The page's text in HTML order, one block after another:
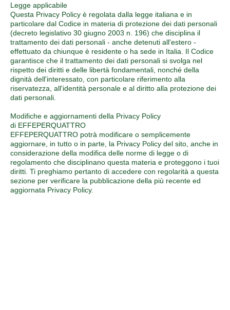
Legge applicabile
Questa Privacy Policy è regolata dalla legge italiana e in
particolare dal Codice in materia di protezione dei dati personali
(decreto legislativo 30 giugno 2003 n. 196) che disciplina il
trattamento dei dati personali - anche detenuti all'estero -
effettuato da chiunque è residente o ha sede in Italia. Il Codice
garantisce che il trattamento dei dati personali si svolga nel
rispetto dei diritti e delle libertà fondamentali, nonché della
dignità dell'interessato, con particolare riferimento alla
riservatezza, all'identità personale e al diritto alla protezione dei
dati personali.
Modifiche e aggiornamenti della Privacy Policy
di EFFEPERQUATTRO
EFFEPERQUATTRO potrà modificare o semplicemente
aggiornare, in tutto o in parte, la Privacy Policy del sito, anche in
considerazione della modifica delle norme di legge o di
regolamento che disciplinano questa materia e proteggono i tuoi
diritti. Ti preghiamo pertanto di accedere con regolarità a questa
sezione per verificare la pubblicazione della più recente ed
aggiornata Privacy Policy.